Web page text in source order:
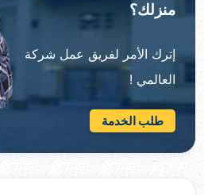
منزلك؟
إترك الأمر لفريق عمل شركة
العالمي !
طلب الخدمة